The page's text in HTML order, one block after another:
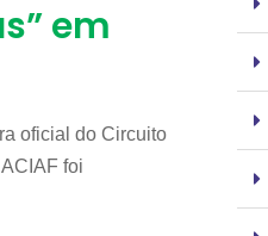
em
oficial do Circuito
foi